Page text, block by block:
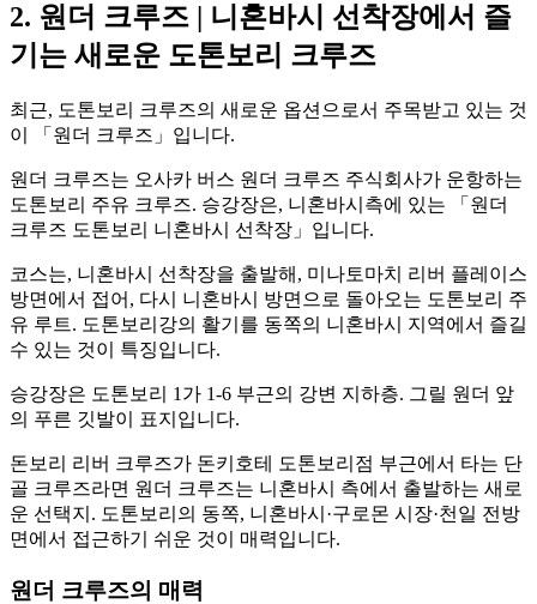
2. 원더 크루즈 | 니혼바시 선착장에서 즐
기는 새로운 도톤보리 크루즈
최근, 도톤보리 크루즈의 새로운 옵션으로서 주목받고 있는 것
이 「원더 크루즈」입니다.
원더 크루즈는 오사카 버스 원더 크루즈 주식회사가 운항하는
도톤보리 주유 크루즈. 승강장은, 니혼바시측에 있는 「원더
크루즈 도톤보리 니혼바시 선착장」입니다.
코스는, 니혼바시 선착장을 출발해, 미나토마치 리버 플레이스
방면에서 접어, 다시 니혼바시 방면으로 돌아오는 도톤보리 주
유 루트. 도톤보리강의 활기를 동쪽의 니혼바시 지역에서 즐길
수 있는 것이 특징입니다.
승강장은 도톤보리 1가 1-6 부근의 강변 지하층. 그릴 원더 앞
의 푸른 깃발이 표지입니다.
돈보리 리버 크루즈가 돈키호테 도톤보리점 부근에서 타는 단
골 크루즈라면 원더 크루즈는 니혼바시 측에서 출발하는 새로
운 선택지. 도톤보리의 동쪽, 니혼바시·구로몬 시장·천일 전방
면에서 접근하기 쉬운 것이 매력입니다.
원더 크루즈의 매력